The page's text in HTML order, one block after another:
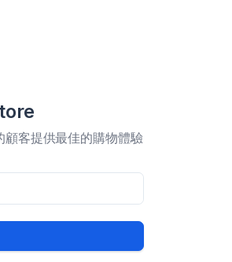
客提供最佳的購物體驗